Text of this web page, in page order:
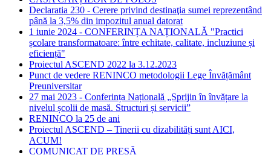
Declaratia 230 - Cerere privind destinaţia sumei reprezentând
până la 3,5% din impozitul anual datorat
1 iunie 2024 - CONFERINȚA NAȚIONALĂ "Practici
școlare transformatoare: între echitate, calitate, incluziune și
eficiență"
Proiectul ASCEND 2022 la 3.12.2023
Punct de vedere RENINCO metodologii Lege Învățământ
Preuniversitar
27 mai 2023 - Conferința Națională „Sprijin în învățare la
nivelul școlii de masă. Structuri și servicii”
RENINCO la 25 de ani
Proiectul ASCEND – Tinerii cu dizabilități sunt AICI,
ACUM!
COMUNICAT DE PRESĂ